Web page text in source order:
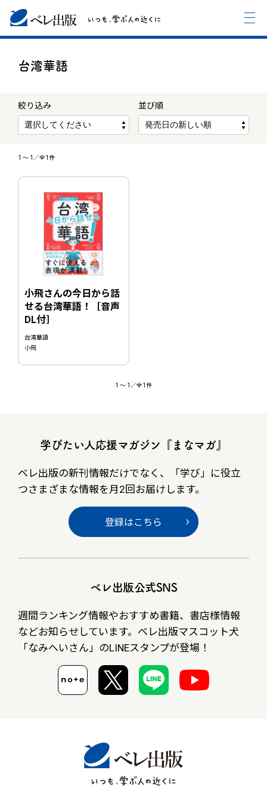
台湾華語
1 〜 1 ／全1件
絞り込み 並び順
小飛さんの今日から話
せる台湾華語！［音声
DL付］
台湾華語
小飛
1 〜 1 ／全1件
学びたい人応援マガジン『まなマガ』
ベレ出版の新刊情報だけでなく、
「学び」に役立
つさまざまな情報を月2回お届けします。
登録はこちら
ベレ出版公式SNS
週間ランキング情報やおすすめ書籍、書店様情報
などお知らせしています。ベレ出版マスコット犬
「なみへいさん」のLINEスタンプが登場！